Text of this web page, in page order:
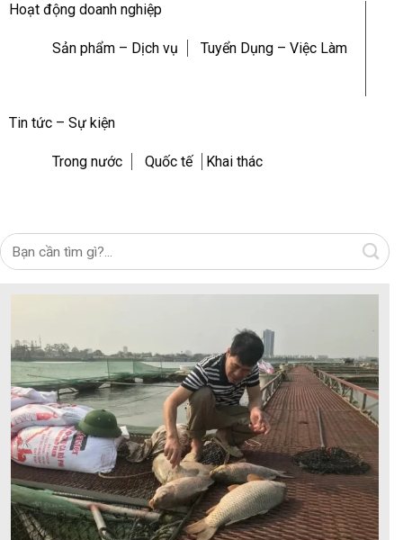
Hoạt động doanh nghiệp
Sản phẩm – Dịch vụ Tuyển Dụng – Việc Làm
Tin tức – Sự kiện
Trong nước Quốc tế Khai thác